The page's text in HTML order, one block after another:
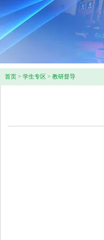
首页 > 学生专区 > 教研督导